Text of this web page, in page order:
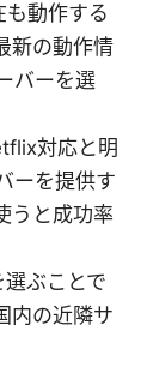
動作する
新の動作情
バーを選
対応と明
ーを提供す
うと成功率
ぶことで
内の近隣サ